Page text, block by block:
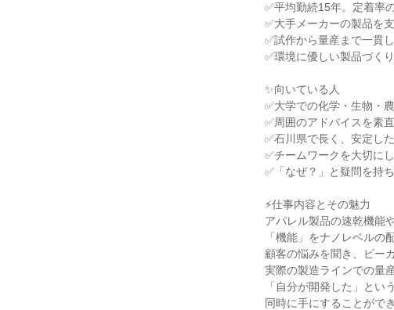
✅平均勤続15年。定着率
✅大手メーカーの製品を
✅試作から量産まで一貫
✅環境に優しい製品づく
✨向いている人
✅大学での化学・生物・
✅周囲のアドバイスを素
✅石川県で長く、安定し
✅チームワークを大切に
✅「なぜ？」と疑問を持
⚡仕事内容とその魅力
アパレル製品の速乾機能
「機能」をナノレベルの
顧客の悩みを聞き、ビー
実際の製造ラインでの量
「自分が開発した」とい
同時に手にすることがで